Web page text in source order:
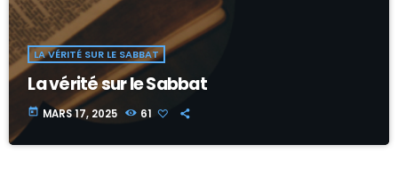
LA VÉRITÉ SUR LE SABBAT
La vérité sur le Sabbat
today MARS 17, 2025 61